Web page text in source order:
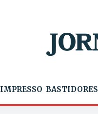
IMPRESSO BASTIDORES